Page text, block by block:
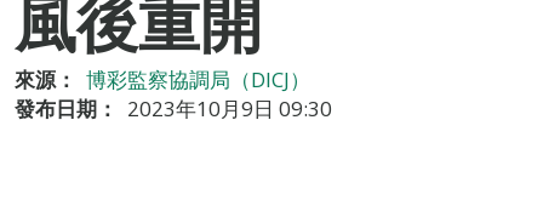
風後重開
來源：
博彩監察協調局（DICJ）
發布日期：
2023年10月9日 09:30